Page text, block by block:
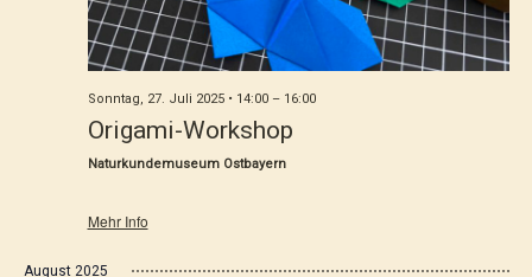
Sonntag, 27. Juli 2025 • 14:00– 16:00
Origami-Workshop
Naturkundemuseum Ostbayern
Mehr Info
August 2025